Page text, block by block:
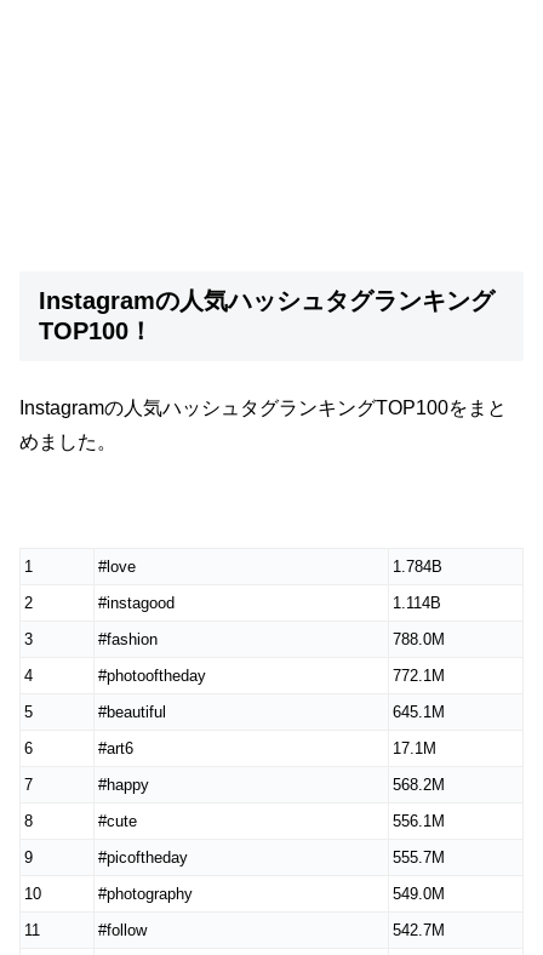
Instagramの人気ハッシュタグランキング
TOP100！
Instagramの人気ハッシュタグランキングTOP100をまと
めました。
1 #love
1.784B
2
#instagood
1.114B
3
#fashion
788.0M
4
#photooftheday
772.1M
5
#beautiful
645.1M
6
#art6
17.1M
7
#happy
568.2M
8
#cute
556.1M
9
#picoftheday
555.7M
10
#photography
549.0M
11
#follow
542.7M